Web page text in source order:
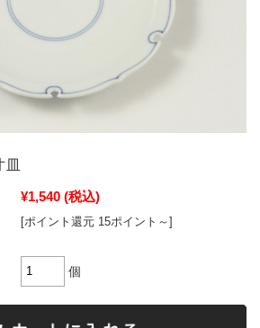
¥1,540 (税込)
[ポイント還元 15ポイント～]
個